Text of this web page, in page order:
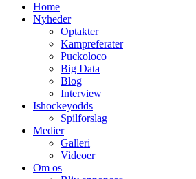
Home
Nyheder
Optakter
Kampreferater
Puckoloco
Big Data
Blog
Interview
Ishockeyodds
Spilforslag
Medier
Galleri
Videoer
Om os